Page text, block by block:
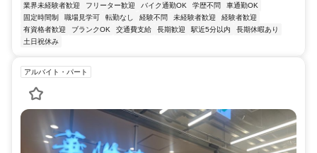
業界未経験者歓迎 フリーター歓迎 バイク通勤OK 学歴不問
車通勤OK
固定時間制
職場見学可 転勤なし 経験不問 未経験者歓迎
経験者歓迎
有資格者歓迎
ブランクOK 交通費支給 長期歓迎 駅近5分以内
長期休暇あり
土日祝休み
アルバイト・パート